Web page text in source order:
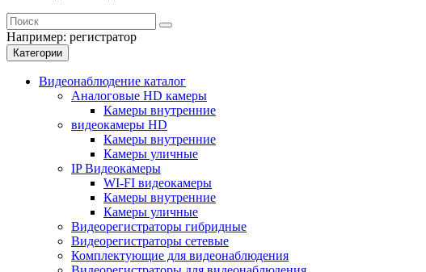
Например: регистратор
Категории
Видеонаблюдение каталог
Аналоговые HD камеры
Камеры внутренние
видеокамеры HD
Камеры внутренние
Камеры уличные
IP Видеокамеры
WI-FI видеокамеры
Камеры внутренние
Камеры уличные
Видеорегистраторы гибридные
Видеорегистраторы сетевые
Комплектующие для видеонаблюдения